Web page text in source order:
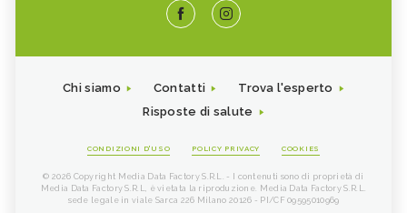
Chi siamo Contatti
Trova l'esperto
Risposte di salute
CONDIZIONI D'USO POLICY PRIVACY COOKIES
© 2026 Copyright Media Data Factory S.R.L. - I contenuti sono di proprietà di
Media Data Factory S.R.L, è vietata la riproduzione. Media Data Factory S.R.L.
sede legale in viale Sarca 226 Milano 20126 - PI/CF 09595010969